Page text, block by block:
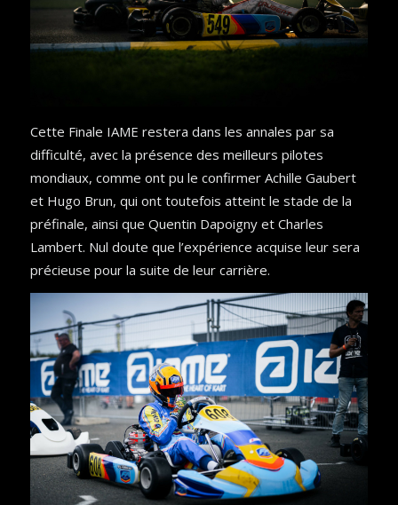
Cette Finale IAME restera dans les annales par sa
difficulté, avec la présence des meilleurs pilotes
mondiaux, comme ont pu le confirmer Achille Gaubert
et Hugo Brun, qui ont toutefois atteint le stade de la
préfinale, ainsi que Quentin Dapoigny et Charles
Lambert. Nul doute que l’expérience acquise leur sera
précieuse pour la suite de leur carrière.